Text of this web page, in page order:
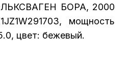
БОРА, 2000
мощность
цвет: бежевый.